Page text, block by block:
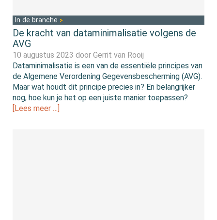
In de branche
De kracht van dataminimalisatie volgens de
AVG
10 augustus 2023 doorGerrit van Rooij
Dataminimalisatie is een van de essentiële principes van
de Algemene Verordening Gegevensbescherming (AVG).
Maar wat houdt dit principe precies in? En belangrijker
nog, hoe kun je het op een juiste manier toepassen?
[Lees meer …]